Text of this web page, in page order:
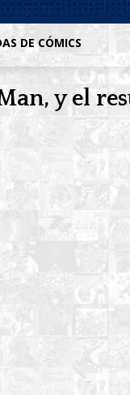
DE CÓMICS
y el